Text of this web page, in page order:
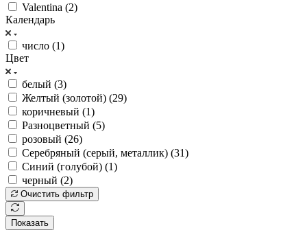
Valentina (2)
Календарь
число (1)
Цвет
белый (3)
Желтый (золотой) (29)
коричневый (1)
Разноцветный (5)
розовый (26)
Серебряный (серый, металлик) (31)
Синий (голубой) (1)
черный (2)
Очистить фильтр
Показать